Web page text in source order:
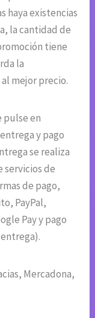
haya existencias
la cantidad de
tiene
la
mejor precio.
pulse en
y pago
se realiza
servicios de
de pago,
PayPal,
Pay y pago
Mercadona,